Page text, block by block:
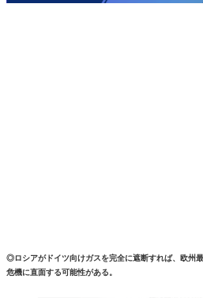
◎ロシアがドイツ向けガスを完全に遮断すれば、欧州
危機に直面する可能性がある。